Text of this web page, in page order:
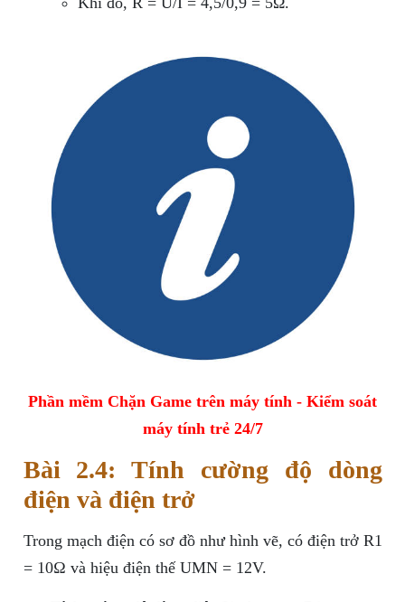
Phần mềm Chặn Game trên máy tính - Kiểm soát
máy tính trẻ 24/7
Bài 2.4: Tính cường độ dòng
điện và điện trở
Trong mạch điện có sơ đồ như hình vẽ, có điện trở R1
= 10Ω và hiệu điện thế UMN = 12V.